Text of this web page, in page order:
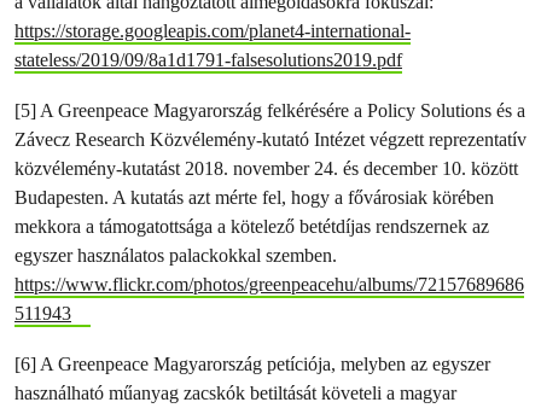
https://storage.googleapis.com/planet4-international-
stateless/2019/09/8a1d1791-falsesolutions2019.pdf
[5] A Greenpeace Magyarország felkérésére a Policy Solutions és a
Závecz Research Közvélemény-kutató Intézet végzett reprezentatív
közvélemény-kutatást 2018. november 24. és december 10. között
Budapesten. A kutatás azt mérte fel, hogy a fővárosiak körében
mekkora a támogatottsága a kötelező betétdíjas rendszernek az
egyszer használatos palackokkal szemben.
https://www.flickr.com/photos/greenpeacehu/albums/72157689686
511943
[6] A Greenpeace Magyarország petíciója, melyben az egyszer
használható műanyag zacskók betiltását követeli a magyar